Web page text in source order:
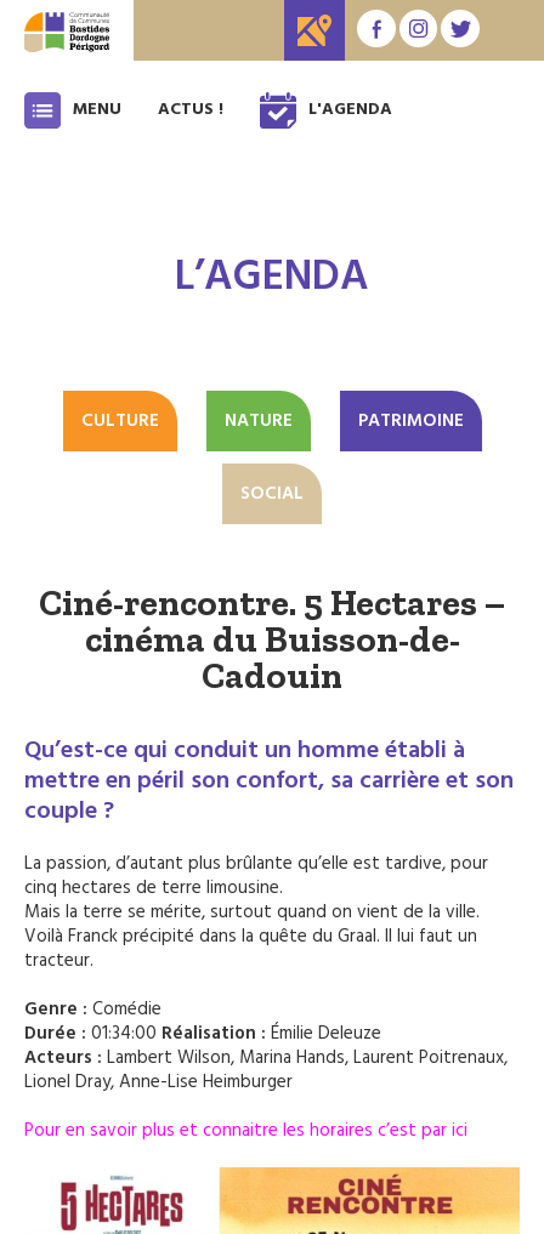
MENU ACTUS ! L'AGENDA
L’AGENDA
CULTURE NATURE PATRIMOINE
SOCIAL
Ciné-rencontre. 5 Hectares –
cinéma du Buisson-de-
Cadouin
Qu’est-ce qui conduit un homme établi à
mettre en péril son confort, sa carrière et son
couple ?
La passion, d’autant plus brûlante qu’elle est tardive, pour
cinq hectares de terre limousine.
Mais la terre se mérite, surtout quand on vient de la ville.
Voilà Franck précipité dans la quête du Graal. Il lui faut un
tracteur.
Genre : Comédie
Durée : 01:34:00 Réalisation : Émilie Deleuze
Acteurs : Lambert Wilson, Marina Hands, Laurent Poitrenaux,
Lionel Dray, Anne-Lise Heimburger
Pour en savoir plus et connaitre les horaires c’est par ici